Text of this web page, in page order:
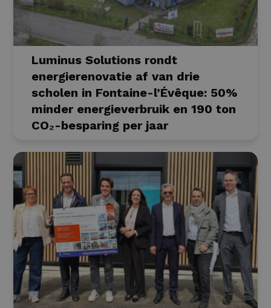
Luminus Solutions rondt
energierenovatie af van drie
scholen in Fontaine-l’Évêque: 50%
minder energieverbruik en 190 ton
CO₂-besparing per jaar